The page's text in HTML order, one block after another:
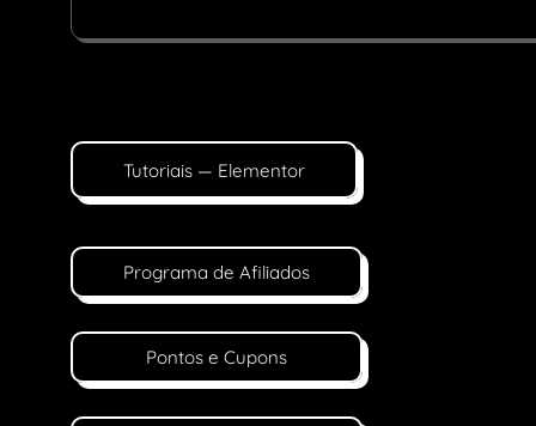
Tutoriais — Elementor
Programa de Afiliados
Pontos e Cupons